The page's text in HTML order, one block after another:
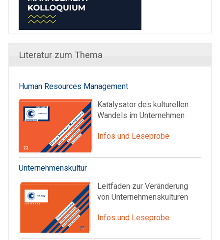
Literatur zum Thema
Human Resources Management
Katalysator des kulturellen
Wandels im Unternehmen
Infos und Leseprobe
Unternehmenskultur
Leitfaden zur Veränderung
von Unternehmenskulturen
Infos und Leseprobe